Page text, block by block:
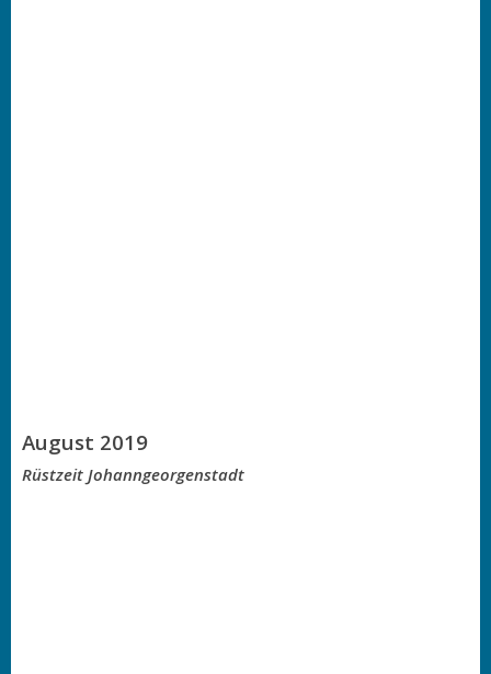
August 2019
Rüstzeit Johanngeorgenstadt